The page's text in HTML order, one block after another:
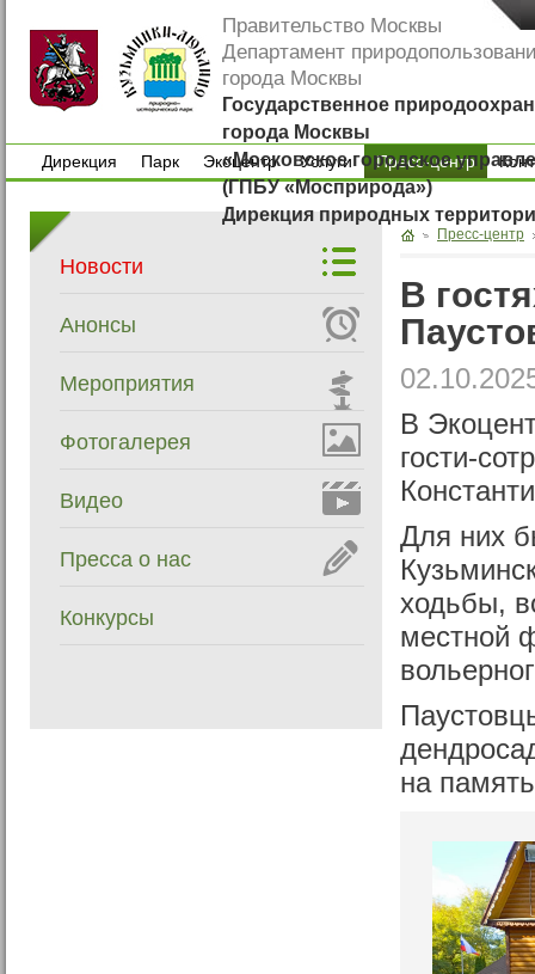
Правительство Москвы
Департамент
города Москвы
Государственное
города Москвы
«Московское городское
(ГПБУ «Мосприрода»)
Дирекция природных
Дирекция
Парк
Экоцентр
Экоцентр
Услуги
Услуги
Пресс-центр
Новости
Анонсы
Мероприятия
Фотогалерея
Видео
Пресса о нас
Конкурсы
Пресс-центр
В
В
гости-
Для них
ходьбы,
местной
на